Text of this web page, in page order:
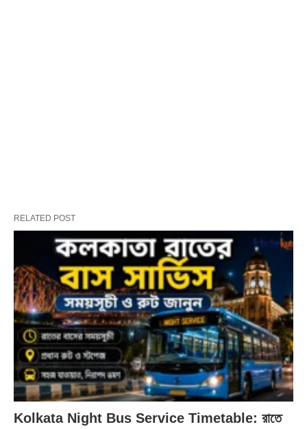
RELATED POST
Kolkata Night Bus Service Timetable: রাতে